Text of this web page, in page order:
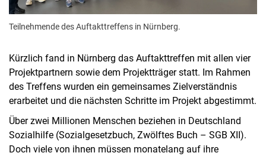
Teilnehmende des Auftakttreffens in Nürnberg.
Kürzlich fand in Nürnberg das Auftakttreffen mit allen vier
Projektpartnern sowie dem Projektträger statt. Im Rahmen
des Treffens wurden ein gemeinsames Zielverständnis
erarbeitet und die nächsten Schritte im Projekt abgestimmt.
Über zwei Millionen Menschen beziehen in Deutschland
Sozialhilfe (Sozialgesetzbuch, Zwölftes Buch – SGB XII).
Doch viele von ihnen müssen monatelang auf ihre